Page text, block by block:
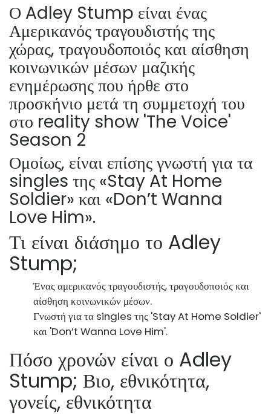
Ο Adley Stump είναι ένας
Αμερικανός τραγουδιστής της
χώρας, τραγουδοποιός και αίσθηση
κοινωνικών μέσων μαζικής
ενημέρωσης που ήρθε στο
προσκήνιο μετά τη συμμετοχή του
στο reality show 'The Voice'
Season 2
Ομοίως, είναι επίσης γνωστή για τα
singles της «Stay At Home
Soldier» και «Don’t Wanna
Love Him».
Τι είναι διάσημο το Adley
Stump;
Ένας αμερικανός τραγουδιστής, τραγουδοποιός και
αίσθηση κοινωνικών μέσων.
Γνωστή για τα singles της 'Stay At Home Soldier'
και 'Don’t Wanna Love Him'.
Πόσο χρονών είναι ο Adley
Stump; Βιο, εθνικότητα,
γονείς, εθνικότητα